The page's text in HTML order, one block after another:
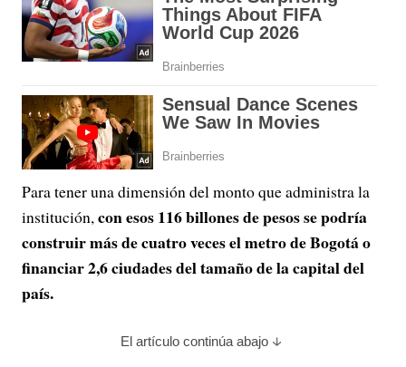
Para tener una dimensión del monto que administra la
institución, con esos 116 billones de pesos se podría
construir más de cuatro veces el metro de Bogotá o
financiar 2,6 ciudades del tamaño de la capital del
país.
El artículo continúa abajo